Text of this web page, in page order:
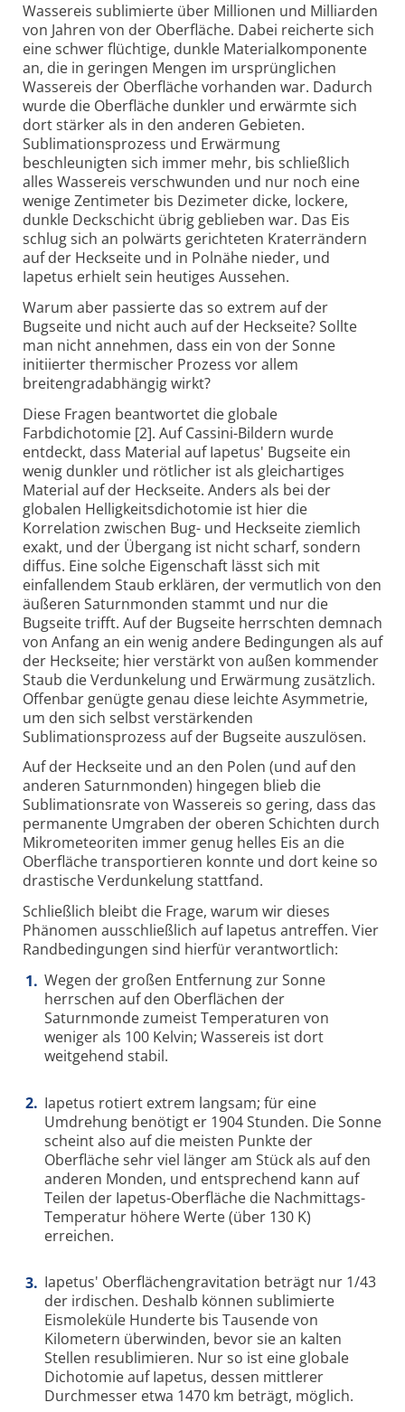
Wassereis sublimierte über Millionen und Milliarden
von Jahren von der Oberfläche. Dabei reicherte sich
eine schwer flüchtige, dunkle Materialkomponente
an, die in geringen Mengen im ursprünglichen
Wassereis der Oberfläche vorhanden war. Dadurch
wurde die Oberfläche dunkler und erwärmte sich
dort stärker als in den anderen Gebieten.
Sublimationsprozess und Erwärmung
beschleunigten sich immer mehr, bis schließlich
alles Wassereis verschwunden und nur noch eine
wenige Zentimeter bis Dezimeter dicke, lockere,
dunkle Deckschicht übrig geblieben war. Das Eis
schlug sich an polwärts gerichteten Kraterrändern
auf der Heckseite und in Polnähe nieder, und
Iapetus erhielt sein heutiges Aussehen.
Warum aber passierte das so extrem auf der
Bugseite und nicht auch auf der Heckseite? Sollte
man nicht annehmen, dass ein von der Sonne
initiierter thermischer Prozess vor allem
breitengradabhängig wirkt?
Diese Fragen beantwortet die globale
Farbdichotomie [2]. Auf Cassini-Bildern wurde
entdeckt, dass Material auf Iapetus' Bugseite ein
wenig dunkler und rötlicher ist als gleichartiges
Material auf der Heckseite. Anders als bei der
globalen Helligkeitsdichotomie ist hier die
Korrelation zwischen Bug- und Heckseite ziemlich
exakt, und der Übergang ist nicht scharf, sondern
diffus. Eine solche Eigenschaft lässt sich mit
einfallendem Staub erklären, der vermutlich von den
äußeren Saturnmonden stammt und nur die
Bugseite trifft. Auf der Bugseite herrschten demnach
von Anfang an ein wenig andere Bedingungen als auf
der Heckseite; hier verstärkt von außen kommender
Staub die Verdunkelung und Erwärmung zusätzlich.
Offenbar genügte genau diese leichte Asymmetrie,
um den sich selbst verstärkenden
Sublimationsprozess auf der Bugseite auszulösen.
Auf der Heckseite und an den Polen (und auf den
anderen Saturnmonden) hingegen blieb die
Sublimationsrate von Wassereis so gering, dass das
permanente Umgraben der oberen Schichten durch
Mikrometeoriten immer genug helles Eis an die
Oberfläche transportieren konnte und dort keine so
drastische Verdunkelung stattfand.
Schließlich bleibt die Frage, warum wir dieses
Phänomen ausschließlich auf Iapetus antreffen. Vier
Randbedingungen sind hierfür verantwortlich:
Wegen der großen Entfernung zur Sonne
herrschen auf den Oberflächen der
Saturnmonde zumeist Temperaturen von
weniger als 100 Kelvin; Wassereis ist dort
weitgehend stabil.
Iapetus rotiert extrem langsam; für eine
Umdrehung benötigt er 1904 Stunden. Die Sonne
scheint also auf die meisten Punkte der
Oberfläche sehr viel länger am Stück als auf den
anderen Monden, und entsprechend kann auf
Teilen der Iapetus-Oberfläche die Nachmittags-
Temperatur höhere Werte (über 130 K)
erreichen.
Iapetus' Oberflächengravitation beträgt nur 1/43
der irdischen. Deshalb können sublimierte
Eismoleküle Hunderte bis Tausende von
Kilometern überwinden, bevor sie an kalten
Stellen resublimieren. Nur so ist eine globale
Dichotomie auf Iapetus, dessen mittlerer
Durchmesser etwa 1470 km beträgt, möglich.